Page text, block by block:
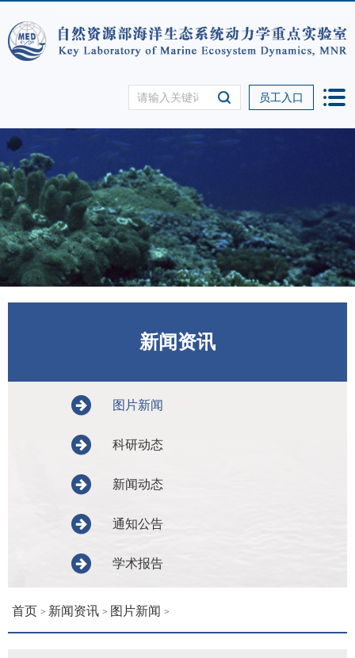
员工入口
新闻资讯
图片新闻
科研动态
新闻动态
通知公告
学术报告
首页 > 新闻资讯 > 图片新闻 >